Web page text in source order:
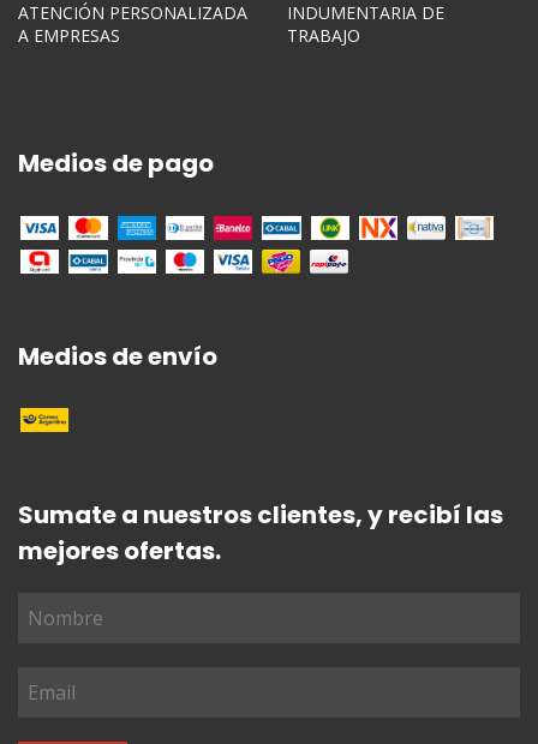
ATENCIÓN PERSONALIZADA
A EMPRESAS
INDUMENTARIA DE
TRABAJO
Medios de pago
Medios de envío
Sumate a nuestros clientes, y recibí las
mejores ofertas.